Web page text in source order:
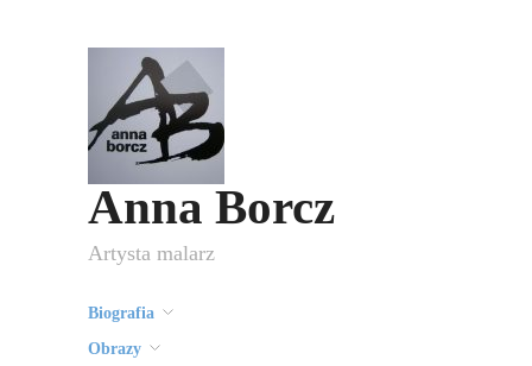
Anna Borcz
Artysta malarz
Biografia
Obrazy